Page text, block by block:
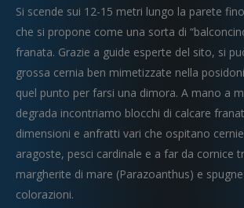
Si scende sui 12-15 metri lungo la parete
che si propone come una sorta di
franata. Grazie a guide esperte del sito, si
grossa cernia ben mimetizzate nella
quel punto per farsi una dimora. A mano a
degrada incontriamo blocchi di calcare
dimensioni e anfratti vari che ospitano
aragoste, pesci cardinale e a far da cornice
margherite di mare (Parazoanthus) e
colorazioni.